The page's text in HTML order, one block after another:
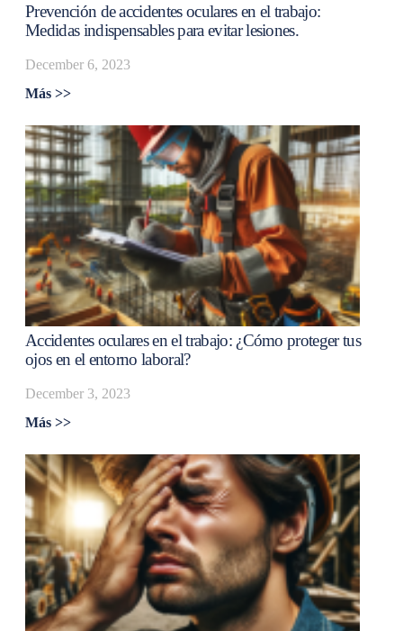
Prevención de accidentes oculares en el trabajo:
Medidas indispensables para evitar lesiones.
December 6, 2023
Más >>
Accidentes oculares en el trabajo: ¿Cómo proteger tus
ojos en el entorno laboral?
December 3, 2023
Más >>